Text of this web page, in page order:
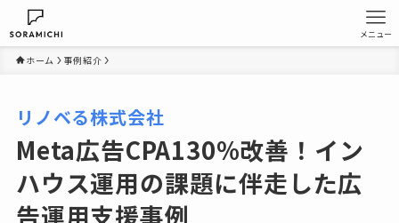
メニュー
ホーム 事例紹介
リノベる株式会社
Meta広告CPA130%改善！イン
ハウス運用の課題に伴走した広
告運用支援事例